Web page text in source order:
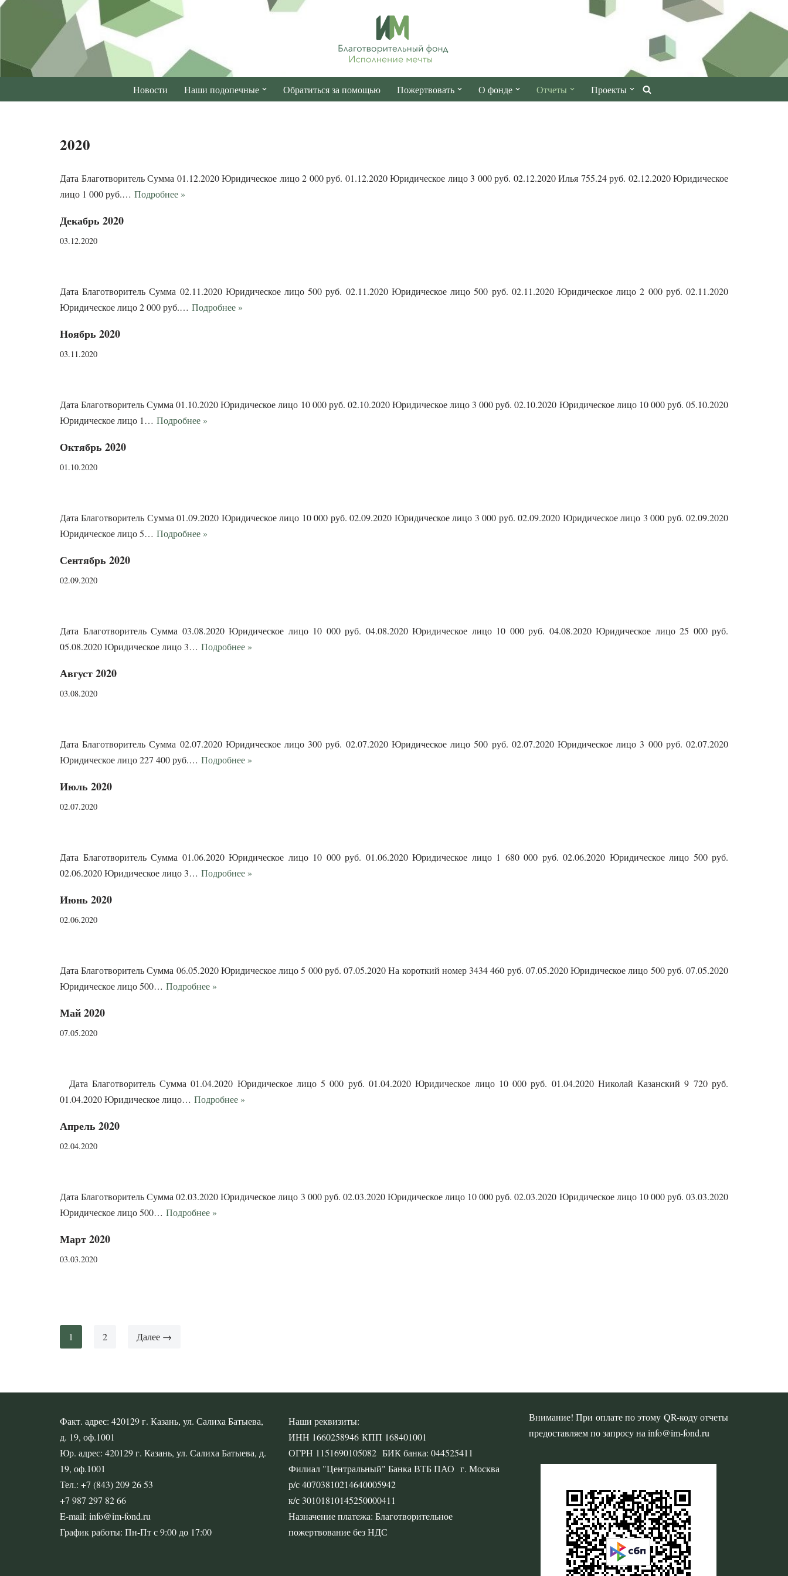
содержимому
Новости Наши подопечные Обратиться за помощью Пожертвовать О фонде Отчеты Проекты
2020
Дата Благотворитель Сумма 01.12.2020 Юридическое лицо 2 000 руб. 01.12.2020 Юридическое лицо 3 000 руб. 02.12.2020 Илья 755.24 руб. 02.12.2020 Юридическое
лицо 1 000 руб.… Подробнее »
Декабрь 2020
03.12.2020
Дата Благотворитель Сумма 02.11.2020 Юридическое лицо 500 руб. 02.11.2020 Юридическое лицо 500 руб. 02.11.2020 Юридическое лицо 2 000 руб. 02.11.2020
Юридическое лицо 2 000 руб.… Подробнее »
Ноябрь 2020
03.11.2020
Дата Благотворитель Сумма 01.10.2020 Юридическое лицо 10 000 руб. 02.10.2020 Юридическое лицо 3 000 руб. 02.10.2020 Юридическое лицо 10 000 руб. 05.10.2020
Юридическое лицо 1… Подробнее »
Октябрь 2020
01.10.2020
Дата Благотворитель Сумма 01.09.2020 Юридическое лицо 10 000 руб. 02.09.2020 Юридическое лицо 3 000 руб. 02.09.2020 Юридическое лицо 3 000 руб. 02.09.2020
Юридическое лицо 5… Подробнее »
Сентябрь 2020
02.09.2020
Дата Благотворитель Сумма 03.08.2020 Юридическое лицо 10 000 руб. 04.08.2020 Юридическое лицо 10 000 руб. 04.08.2020 Юридическое лицо 25 000 руб.
05.08.2020 Юридическое лицо 3… Подробнее »
Август 2020
03.08.2020
Дата Благотворитель Сумма 02.07.2020 Юридическое лицо 300 руб. 02.07.2020 Юридическое лицо 500 руб. 02.07.2020 Юридическое лицо 3 000 руб. 02.07.2020
Юридическое лицо 227 400 руб.… Подробнее »
Июль 2020
02.07.2020
Дата Благотворитель Сумма 01.06.2020 Юридическое лицо 10 000 руб. 01.06.2020 Юридическое лицо 1 680 000 руб. 02.06.2020 Юридическое лицо 500 руб.
02.06.2020 Юридическое лицо 3… Подробнее »
Июнь 2020
02.06.2020
Дата Благотворитель Сумма 06.05.2020 Юридическое лицо 5 000 руб. 07.05.2020 На короткий номер 3434 460 руб. 07.05.2020 Юридическое лицо 500 руб. 07.05.2020
Юридическое лицо 500… Подробнее »
Май 2020
07.05.2020
Дата Благотворитель Сумма 01.04.2020 Юридическое лицо 5 000 руб. 01.04.2020 Юридическое лицо 10 000 руб. 01.04.2020 Николай Казанский 9 720 руб.
01.04.2020 Юридическое лицо… Подробнее »
Апрель 2020
02.04.2020
Дата Благотворитель Сумма 02.03.2020 Юридическое лицо 3 000 руб. 02.03.2020 Юридическое лицо 10 000 руб. 02.03.2020 Юридическое лицо 10 000 руб. 03.03.2020
Юридическое лицо 500… Подробнее »
Март 2020
03.03.2020
1 2 Далее →
Факт. адрес: 420129 г. Казань, ул. Салиха Батыева,
д. 19, оф.1001
Юр. адрес: 420129 г. Казань, ул. Салиха Батыева, д.
19, оф.1001
Тел.: +7 (843) 209 26 53
+7 987 297 82 66
E-mail: info@im-fond.ru
График работы: Пн-Пт с 9:00 до 17:00
Наши реквизиты:
ИНН 1660258946 КПП 168401001
ОГРН 1151690105082 БИК банка: 044525411
Филиал "Центральный" Банка ВТБ ПАО г. Москва
р/с 40703810214640005942
к/с 30101810145250000411
Назначение платежа: Благотворительное
пожертвование без НДС
Внимание! При оплате по этому QR-коду отчеты
предоставляем по запросу на info@im-fond.ru